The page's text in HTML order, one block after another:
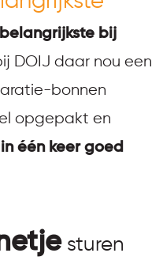
bij
DOIJ daar nou een
bonnen
opgepakt en
in één keer goed
sturen